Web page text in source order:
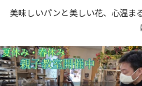
美味しいパンと美しい花、心温ま